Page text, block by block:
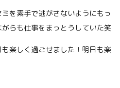
を素手で逃がさないようにもっ
らも仕事をまっとうしていた笑
楽しく過ごせました！明日も楽